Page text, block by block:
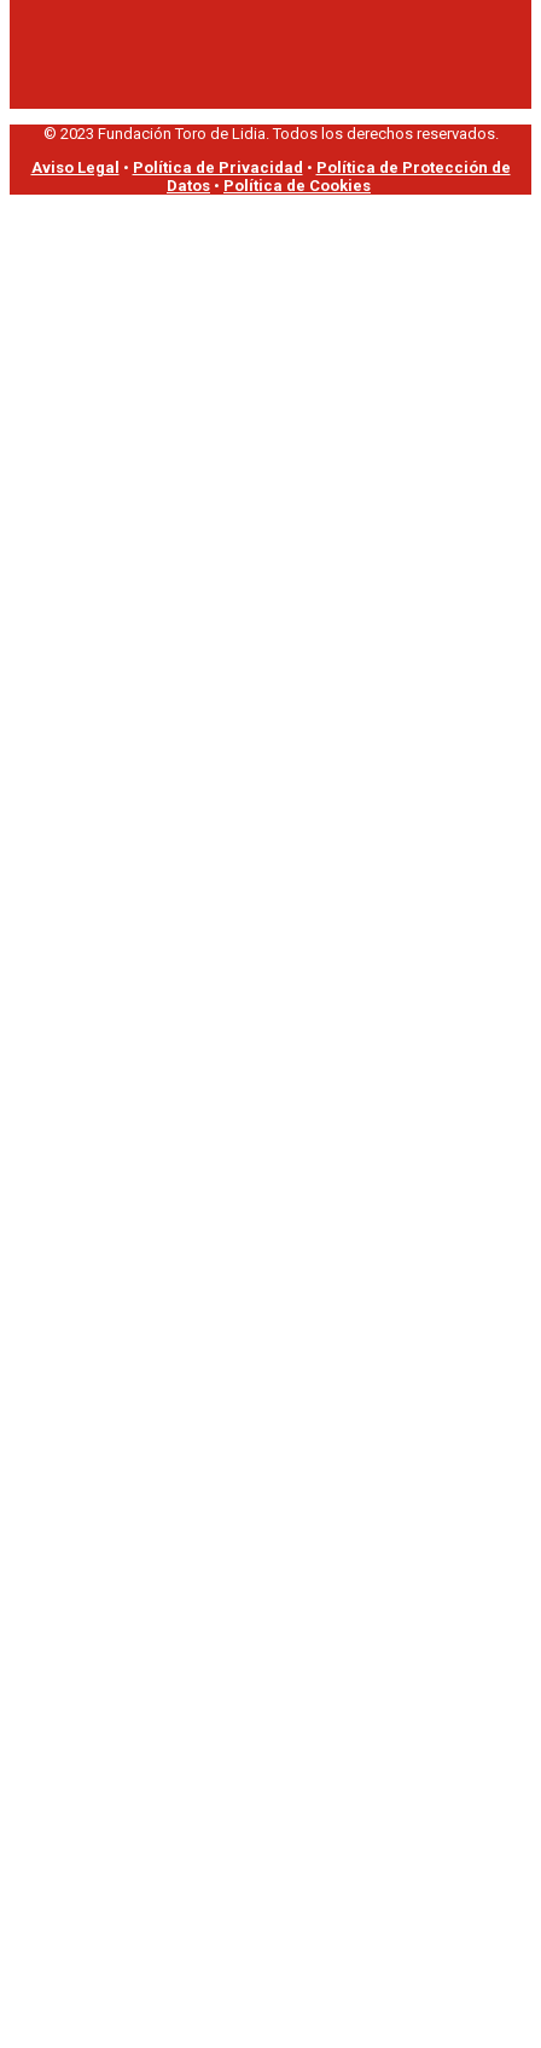
© 2023 Fundación Toro de Lidia. Todos los derechos reservados.
Aviso Legal • Política de Privacidad • Política de Protección de
Datos • Política de Cookies